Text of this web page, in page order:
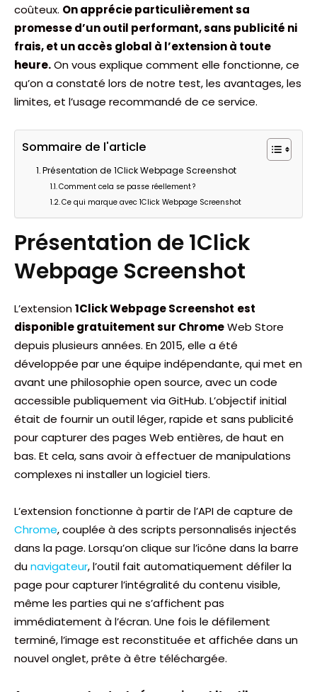
coûteux. On apprécie particulièrement sa
promesse d’un outil performant, sans publicité ni
frais, et un accès global à l’extension à toute
heure.On vous explique comment elle fonctionne, ce
qu’on a constaté lors de notre test, les avantages, les
limites, et l’usage recommandé de ce service.
Sommaire de l'article
Présentation de 1Click Webpage Screenshot
Comment cela se passe réellement ?
Ce qui marque avec 1Click Webpage Screenshot
Présentation de 1Click
Webpage Screenshot
L’extension1Click Webpage Screenshot est
disponible gratuitement sur ChromeWeb Store
depuis plusieurs années. En 2015, elle a été
développée par une équipe indépendante, qui met en
avant une philosophie open source, avec un code
accessible publiquement via GitHub. L’objectif initial
était de fournir un outil léger, rapide et sans publicité
pour capturer des pages Web entières, de haut en
bas. Et cela, sans avoir à effectuer de manipulations
complexes ni installer un logiciel tiers.
L’extension fonctionne à partir de l’API de capture de
Chrome, couplée à des scripts personnalisés injectés
dans la page. Lorsqu’on clique sur l’icône dans la barre
dunavigateur, l’outil fait automatiquement défiler la
page pour capturer l’intégralité du contenu visible,
même les parties qui ne s’affichent pas
immédiatement à l’écran. Une fois le défilement
terminé, l’image est reconstituée et affichée dans un
nouvel onglet, prête à être téléchargée.